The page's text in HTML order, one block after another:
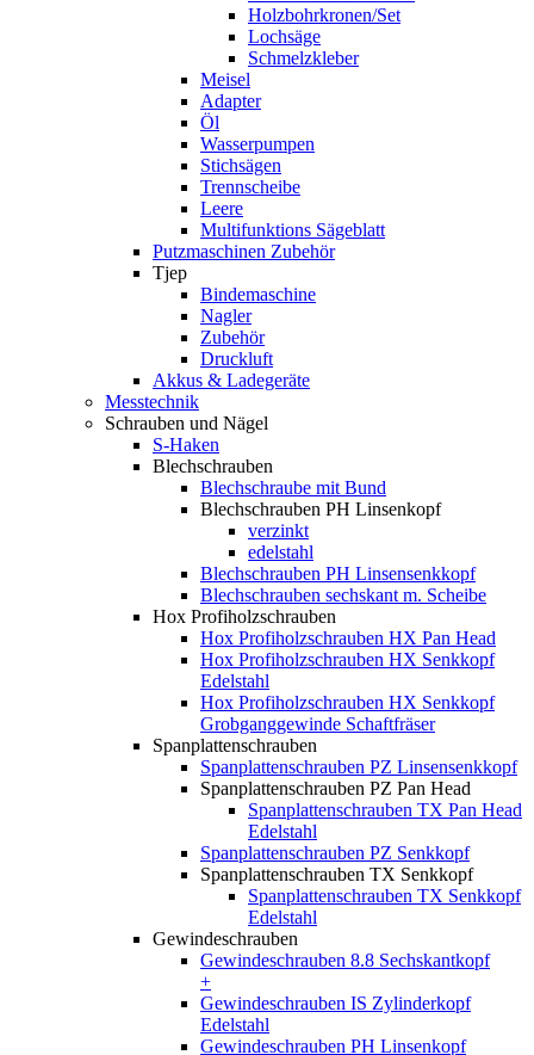
Holzbohrkronen/Set
Lochsäge
Schmelzkleber
Meisel
Adapter
Öl
Wasserpumpen
Stichsägen
Trennscheibe
Leere
Multifunktions Sägeblatt
Putzmaschinen Zubehör
Tjep
Bindemaschine
Nagler
Zubehör
Druckluft
Akkus & Ladegeräte
Messtechnik
Schrauben und Nägel
S-Haken
Blechschrauben
Blechschraube mit Bund
Blechschrauben PH Linsenkopf
verzinkt
edelstahl
Blechschrauben PH Linsensenkkopf
Blechschrauben sechskant m. Scheibe
Hox Profiholzschrauben
Hox Profiholzschrauben HX Pan Head
Hox Profiholzschrauben HX Senkkopf
Edelstahl
Hox Profiholzschrauben HX Senkkopf
Grobganggewinde Schaftfräser
Spanplattenschrauben
Spanplattenschrauben PZ Linsensenkkopf
Spanplattenschrauben PZ Pan Head
Spanplattenschrauben TX Pan Head
Edelstahl
Spanplattenschrauben PZ Senkkopf
Spanplattenschrauben TX Senkkopf
Spanplattenschrauben TX Senkkopf
Edelstahl
Gewindeschrauben
Gewindeschrauben 8.8 Sechskantkopf
+
Gewindeschrauben IS Zylinderkopf
Edelstahl
Gewindeschrauben PH Linsenkopf